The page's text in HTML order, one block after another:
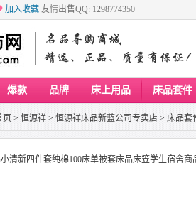
加入收藏 友情出售QQ: 1298774350
爆款 品牌 床上用品 床品套件
页 > 恒源祥 > 恒源祥床品新蓝公司专卖店 > 床品套